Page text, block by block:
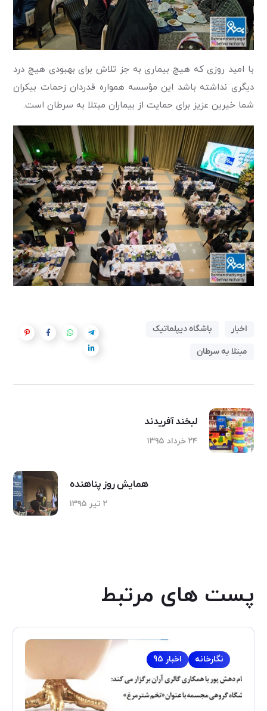
با امید روزی که هیچ بیماری به جز تلاش برای بهبودی هیچ درد
دیگری نداشته باشد این مؤسسه همواره قدر‌دان زحمات بیکران
شما خیرین عزیز برای حمایت از بیماران مبتلا به سرطان است.
اخبار
باشگاه دیپلماتیک
مبتلا به سرطان
لبخند آفریدند
۲۴ خرداد ۱۳۹۵
همایش روز پناهنده
۲ تیر ۱۳۹۵
پست های مرتبط
اخبار 95 نگارخانه